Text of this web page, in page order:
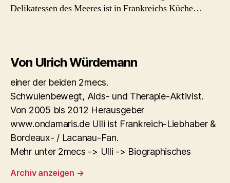
Delikatessen des Meeres ist in Frankreichs Küche…
Von Ulrich Würdemann
einer der beiden 2mecs.
Schwulenbewegt, Aids- und Therapie-Aktivist.
Von 2005 bis 2012 Herausgeber
www.ondamaris.de Ulli ist Frankreich-Liebhaber &
Bordeaux- / Lacanau-Fan.
Mehr unter 2mecs -> Ulli -> Biographisches
Archiv anzeigen →